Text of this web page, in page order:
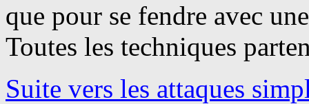
que pour se fendre avec
Toutes les techniques
Suite vers les attaques